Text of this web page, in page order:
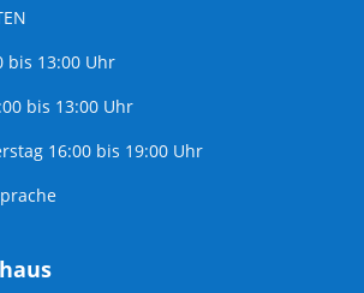
bis 13:00 Uhr
bis 13:00 Uhr
16:00 bis 19:00 Uhr